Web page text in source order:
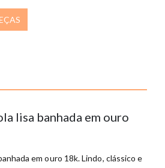
lisa banhada em ouro
em ouro 18k. Lindo, clássico e